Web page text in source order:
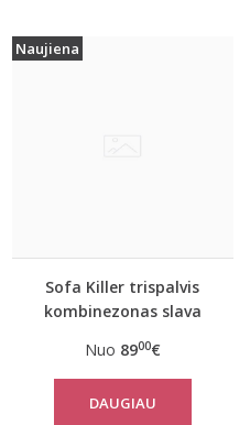
Naujiena
Sofa Killer trispalvis
kombinezonas slava
Nuo 8900€
DAUGIAU